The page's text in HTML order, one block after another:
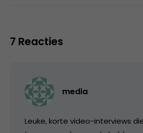
7 Reacties
media
Leuke, korte video-interviews